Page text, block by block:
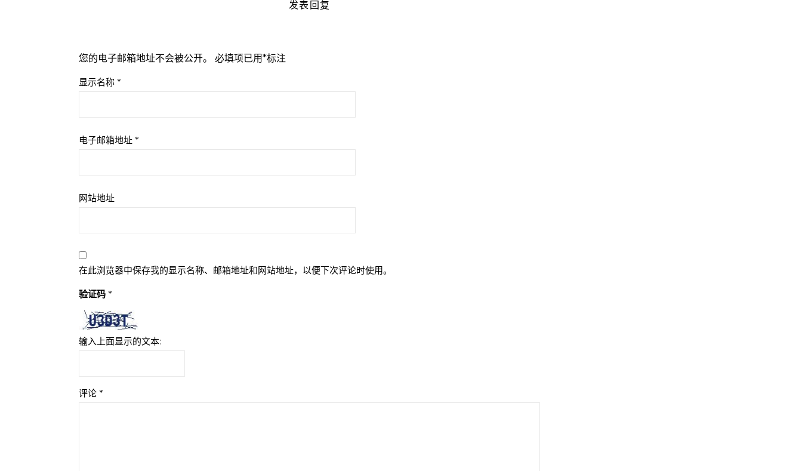
发表回复
您的电子邮箱地址不会被公开。 必填项已用*标注
显示名称 *
电子邮箱地址 *
网站地址
在此浏览器中保存我的显示名称、邮箱地址和网站地址，以便下次评论时使用。
验证码 *
输入上面显示的文本:
评论 *